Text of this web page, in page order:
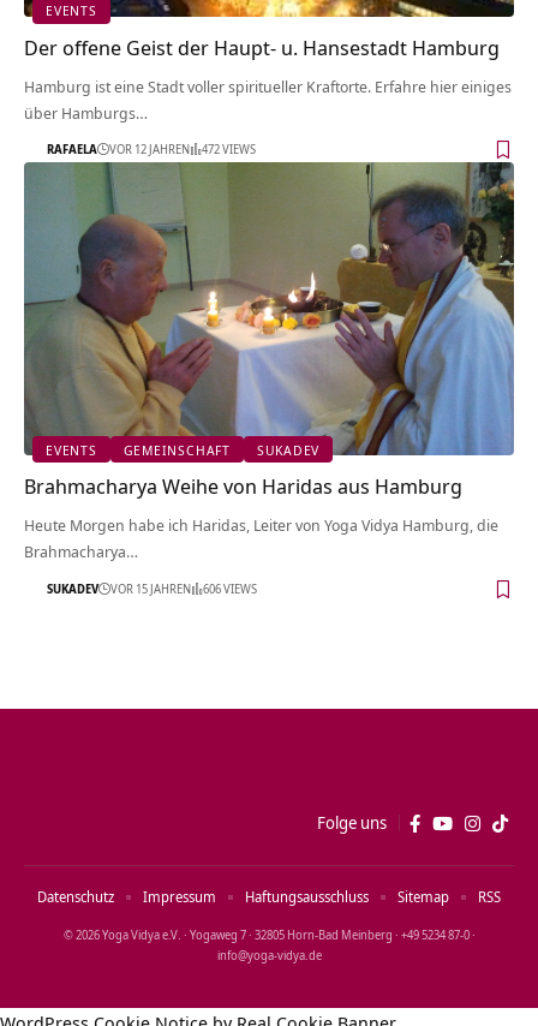
EVENTS
Der offene Geist der Haupt- u. Hansestadt Hamburg
Hamburg ist eine Stadt voller spiritueller Kraftorte. Erfahre hier einiges
über Hamburgs…
RAFAELA VOR 12 JAHREN 472 VIEWS
EVENTS GEMEINSCHAFT SUKADEV
Brahmacharya Weihe von Haridas aus Hamburg
Heute Morgen habe ich Haridas, Leiter von Yoga Vidya Hamburg, die
Brahmacharya…
SUKADEV VOR 15 JAHREN 606 VIEWS
Folge uns
© 2026 Yoga Vidya e.V. · Yogaweg 7 · 32805 Horn‑Bad Meinberg · +49 5234 87‑0 ·
info@yoga‑vidya.de
Datenschutz Impressum Haftungsausschluss Sitemap RSS